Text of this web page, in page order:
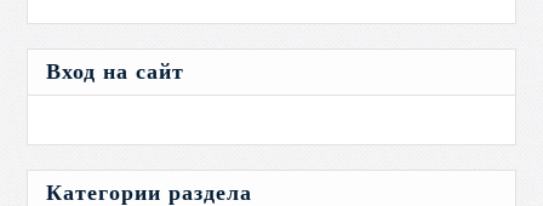
Вход на сайт
Категории раздела